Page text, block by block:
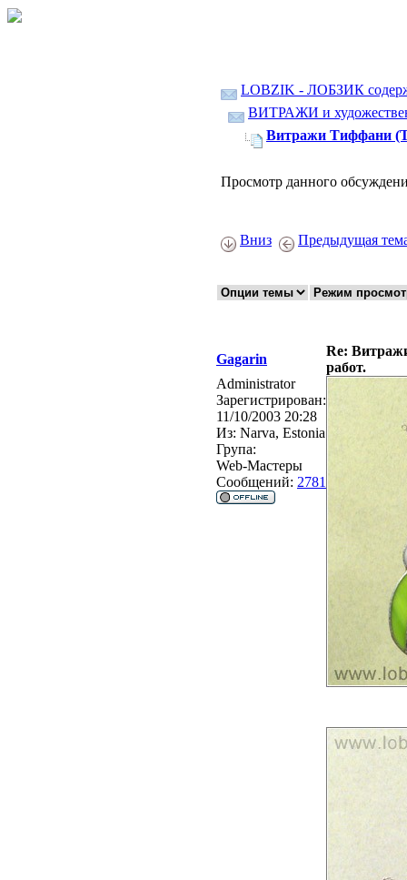
LOBZIK - ЛОБЗИК
ВИТРАЖИ и
Витражи Тиффани
Просмотр данного
Вниз Предыдущая
Gagarin
Re:
работ.
Administrator
Зарегистрирован:
11/10/2003 20:28
Из: Narva, Estonia
Група:
Web-Мастеры
Сообщений: 2781